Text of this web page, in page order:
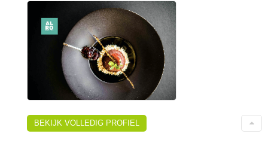
BEKIJK VOLLEDIG PROFIEL